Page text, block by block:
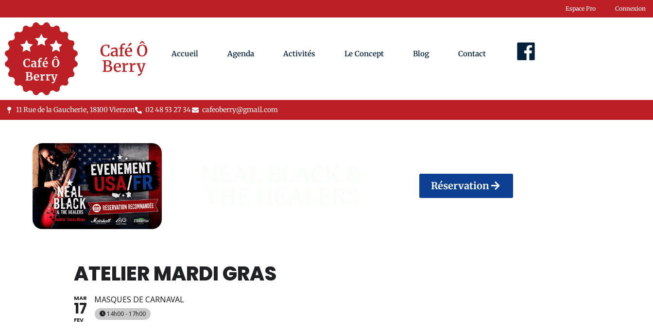
Espace Pro Connexion
Café Ô
Berry
Accueil Agenda Activités Le Concept Blog Contact Facebook
11 Rue de la Gaucherie, 18100 Vierzon 02 48 53 27 34 cafeoberry@gmail.com
Réservation
ATELIER MARDI GRAS
MAR
17
FEV
MASQUES DE CARNAVAL
14h00 - 17h00